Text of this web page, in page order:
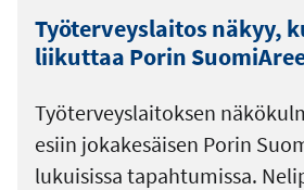
Työterveyslaitos näkyy,
liikuttaa Porin
Työterveyslaitoksen
esiin jokakesäisen Porin
lukuisissa tapahtumissa.